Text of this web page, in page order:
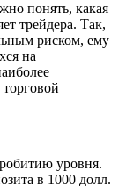
понять, какая
трейдера. Так,
риском, ему
на
уровня.
в 1000 долл.